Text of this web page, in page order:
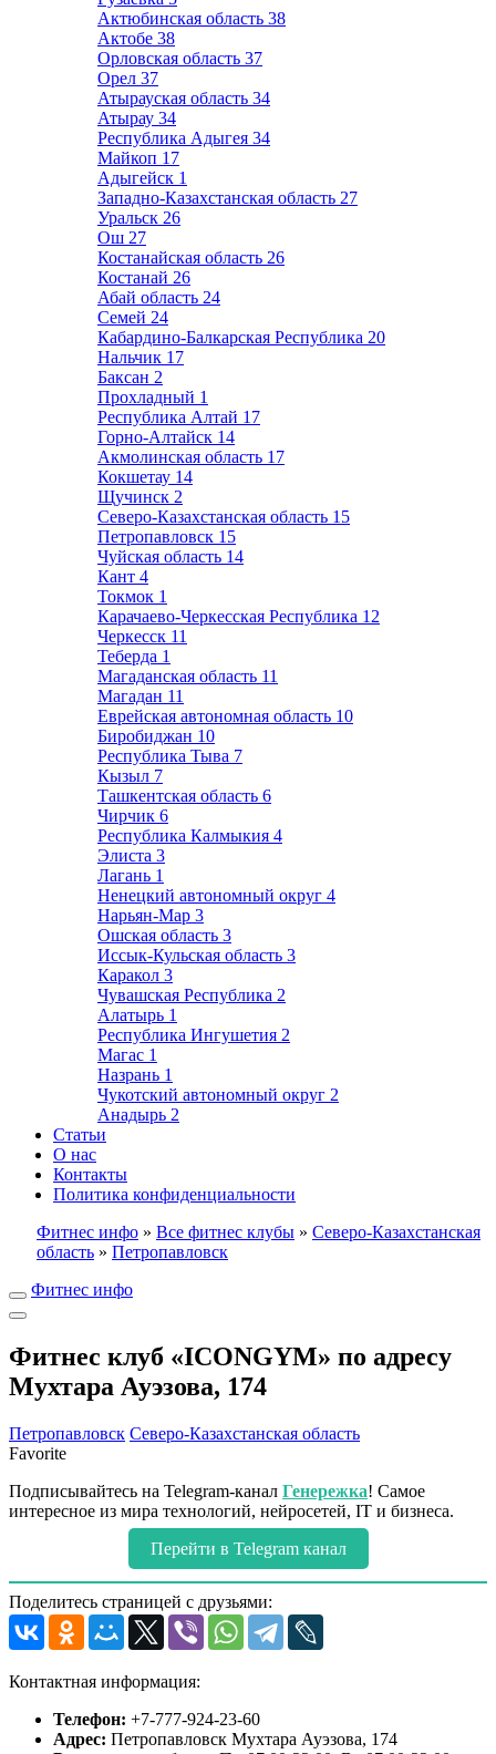
Актюбинская область 38
Актобе 38
Орловская область 37
Орел 37
Атырауская область 34
Атырау 34
Республика Адыгея 34
Майкоп 17
Адыгейск 1
Западно-Казахстанская область 27
Уральск 26
Ош 27
Костанайская область 26
Костанай 26
Абай область 24
Семей 24
Кабардино-Балкарская Республика 20
Нальчик 17
Баксан 2
Прохладный 1
Республика Алтай 17
Горно-Алтайск 14
Акмолинская область 17
Кокшетау 14
Щучинск 2
Северо-Казахстанская область 15
Петропавловск 15
Чуйская область 14
Кант 4
Токмок 1
Карачаево-Черкесская Республика 12
Черкесск 11
Теберда 1
Магаданская область 11
Магадан 11
Еврейская автономная область 10
Биробиджан 10
Республика Тыва 7
Кызыл 7
Ташкентская область 6
Чирчик 6
Республика Калмыкия 4
Элиста 3
Лагань 1
Ненецкий автономный округ 4
Нарьян-Мар 3
Ошская область 3
Иссык-Кульская область 3
Каракол 3
Чувашская Республика 2
Алатырь 1
Республика Ингушетия 2
Магас 1
Назрань 1
Чукотский автономный округ 2
Анадырь 2
Статьи
О нас
Контакты
Политика конфиденциальности
Фитнес инфо » Все фитнес клубы » Северо-Казахстанская
область » Петропавловск
Фитнес инфо
Фитнес клуб «ICONGYM» по адресу
Мухтара Ауэзова, 174
Петропавловск Северо-Казахстанская область
Favorite
Подписывайтесь на Telegram-канал Генережка! Самое
интересное из мира технологий, нейросетей, IT и бизнеса.
Перейти в Telegram канал
Поделитесь страницей с друзьями:
Контактная информация:
Телефон: +7-777-924-23-60
Адрес: Петропавловск Мухтара Ауэзова, 174